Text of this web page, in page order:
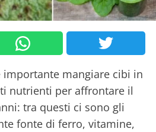
mangiare cibi in
nutrienti per affrontare il
tra questi ci sono gli
fonte di ferro, vitamine,